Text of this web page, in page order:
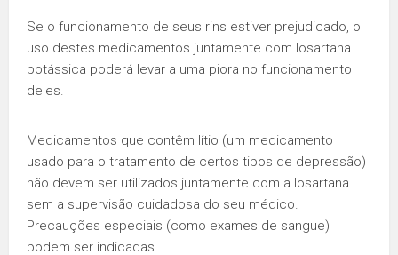
Se o funcionamento de seus rins estiver prejudicado, o
uso destes medicamentos juntamente com losartana
potássica poderá levar a uma piora no funcionamento
deles.
Medicamentos que contêm lítio (um medicamento
usado para o tratamento de certos tipos de depressão)
não devem ser utilizados juntamente com a losartana
sem a supervisão cuidadosa do seu médico.
Precauções especiais (como exames de sangue)
podem ser indicadas.